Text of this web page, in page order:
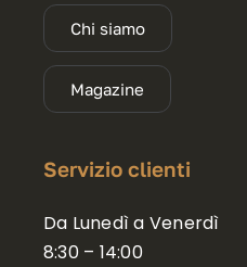
Chi siamo
Magazine
Servizio clienti
Da Lunedì a Venerdì
8:30 – 14:00